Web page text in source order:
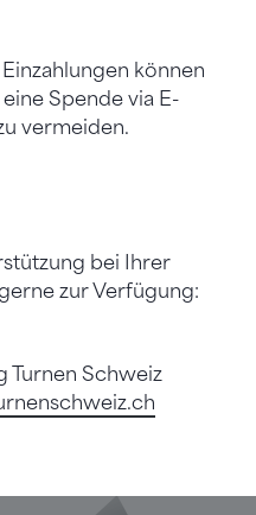
können
Spende via E-
vermeiden.
bei Ihrer
zur Verfügung:
Turnen Schweiz